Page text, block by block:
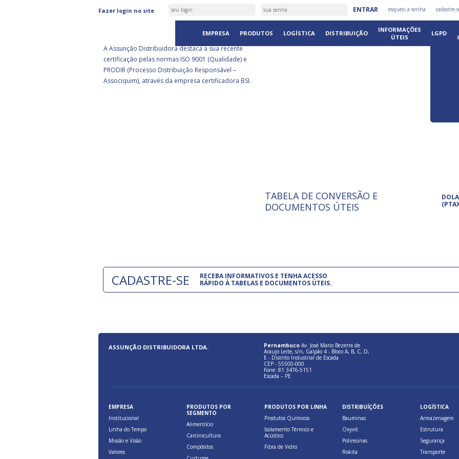
Fazer login no site ENTRAR esqueci a senha cadastre-
EMPRESA PRODUTOS LOGÍSTICA DISTRIBUIÇÃO
INFORMAÇÕES
ÚTEIS
LGPD
ASSUNÇÃO DISTRIBUIDORA É
CERTIFICADA PELA BSI
A Assunção Distribuidora destaca a sua recente
certificação pelas normas ISO 9001 (Qualidade) e
PRODIR (Processo Distribuição Responsável –
Associquim), através da empresa certificadora BSI.
ISO 9001: 2015
A International Organization for
Standardization é um conjunto de
TABELA DE CONVERSÃO E
DOCUMENTOS ÚTEIS
CADASTRE-SE
RECEBA INFORMATIVOS E TENHA ACESSO
RÁPIDO À TABELAS E DOCUMENTOS ÚTEIS.
ASSUNÇÃO DISTRIBUIDORA LTDA. Pernambuco Av. José Mario Bezerra de
Araujo Leite, s/n, Galpão 4 - Bloco A, B, C, D,
E - Distrito Industrial de Escada
CEP - 55500-000
Fone: 81 3476-5151
Escada – PE
EMPRESA
Institucional
Linha do Tempo
Missão e Visão
Valores
PRODUTOS POR
SEGMENTO
Alimentício
Carcinicultura
Compósitos
PRODUTOS POR LINHA
Produtos Químicos
Isolamento Térmico e
Acústico
Fibra de Vidro
DISTRIBUÍÇÕES
Bauminas
Oxyvit
Poliresinas
Rokita
LOGÍSTICA
Armazenagem
Estrutura
Segurança
Transporte